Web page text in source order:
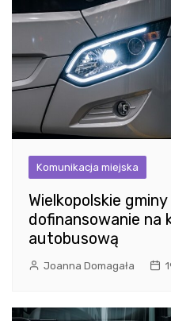
Komunikacja miejska
Wielkopolskie
dofinansowanie na
autobusową
Joanna Domagała